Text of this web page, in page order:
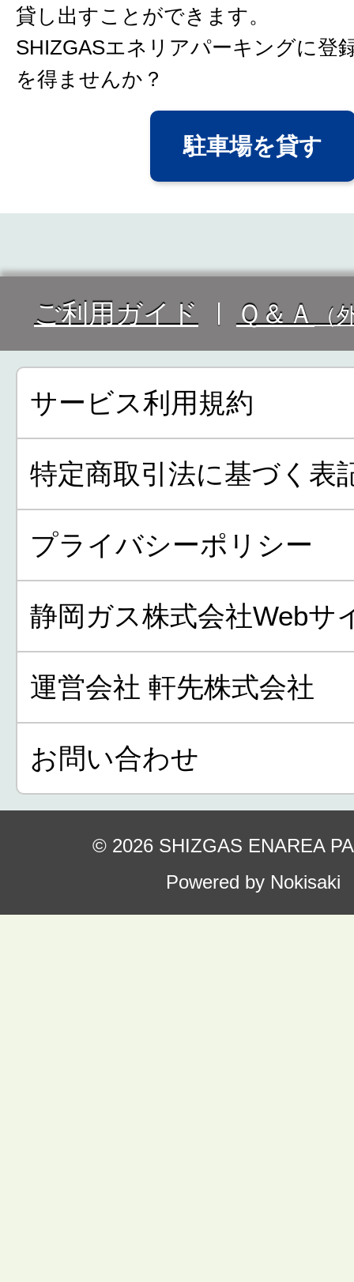
貸し出すことができます。
SHIZGASエネリアパーキングに登
を得ませんか？
駐車場を貸す
ご利用ガイド Ｑ＆Ａ （
サービス利用規約
特定商取引法に基づく表
プライバシーポリシー
静岡ガス株式会社Webサ
運営会社 軒先株式会社
お問い合わせ
© 2026 SHIZGAS ENAREA
Powered by Nokisaki